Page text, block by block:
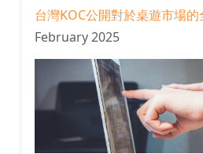
台灣KOC公開對於桌遊市場
February 2025